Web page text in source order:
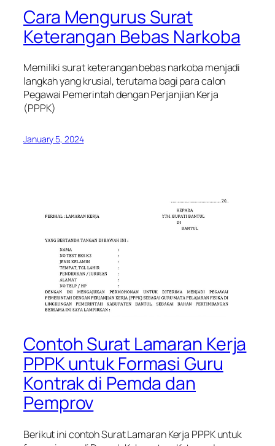
Cara Mengurus Surat
Keterangan Bebas Narkoba
Memiliki surat keterangan bebas narkoba menjadi
langkah yang krusial, terutama bagi para calon
Pegawai Pemerintah dengan Perjanjian Kerja
(PPPK)
January 5, 2024
Contoh Surat Lamaran Kerja
PPPK untuk Formasi Guru
Kontrak di Pemda dan
Pemprov
Berikut ini contoh Surat Lamaran Kerja PPPK untuk